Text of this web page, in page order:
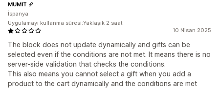
10 Nisan 2025
The block does not update dynamically and gifts can be
selected even if the conditions are not met. It means there is no
server-side validation that checks the conditions.
This also means you cannot select a gift when you add a
product to the cart dynamically and the conditions are met
MUMIT
İspanya
Uygulamayı kullanma süresi:Yaklaşık 2 saat